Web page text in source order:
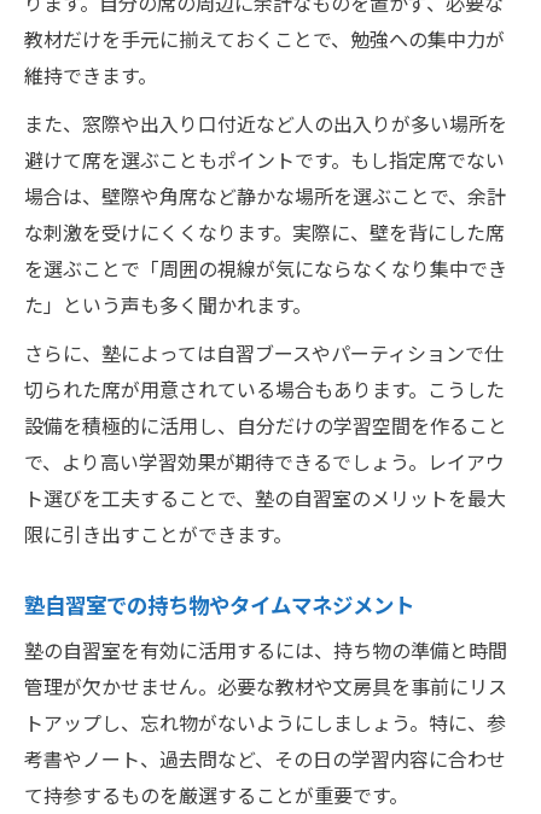
教材だけを手元に揃えておくことで、勉強への集中力が
維持できます。
また、窓際や出入り口付近など人の出入りが多い場所を
避けて席を選ぶこともポイントです。もし指定席でない
場合は、壁際や角席など静かな場所を選ぶことで、余計
な刺激を受けにくくなります。実際に、壁を背にした席
を選ぶことで「周囲の視線が気にならなくなり集中でき
た」という声も多く聞かれます。
さらに、塾によっては自習ブースやパーティションで仕
切られた席が用意されている場合もあります。こうした
設備を積極的に活用し、自分だけの学習空間を作ること
で、より高い学習効果が期待できるでしょう。レイアウ
ト選びを工夫することで、塾の自習室のメリットを最大
限に引き出すことができます。
塾自習室での持ち物やタイムマネジメント
塾の自習室を有効に活用するには、持ち物の準備と時間
管理が欠かせません。必要な教材や文房具を事前にリス
トアップし、忘れ物がないようにしましょう。特に、参
考書やノート、過去問など、その日の学習内容に合わせ
て持参するものを厳選することが重要です。